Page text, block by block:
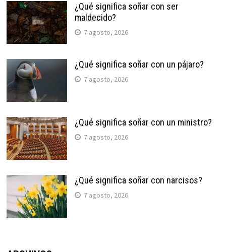
¿Qué significa soñar con ser
maldecido?
7 agosto, 2026
¿Qué significa soñar con un pájaro?
7 agosto, 2026
¿Qué significa soñar con un ministro?
7 agosto, 2026
¿Qué significa soñar con narcisos?
7 agosto, 2026